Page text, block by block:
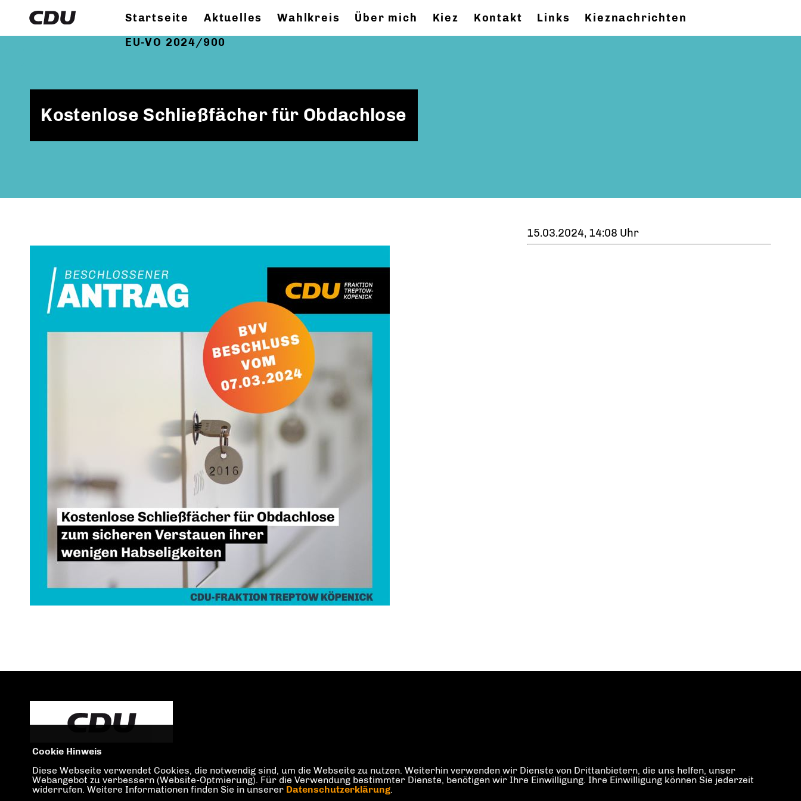
Startseite Aktuelles Wahlkreis Über mich Kiez Kontakt Links
Kieznachrichten
EU-VO 2024/900
Kostenlose Schließfächer für Obdachlose
15.03.2024, 14:08 Uhr
Cookie Hinweis
Diese Webseite verwendet Cookies, die notwendig sind, um die Webseite zu nutzen. Weiterhin verwenden wir Dienste von Drittanbietern, die uns helfen, unser
Webangebot zu verbessern (Website-Optmierung). Für die Verwendung bestimmter Dienste, benötigen wir Ihre Einwilligung. Ihre Einwilligung können Sie jederzeit
widerrufen. Weitere Informationen finden Sie in unserer Datenschutzerklärung.